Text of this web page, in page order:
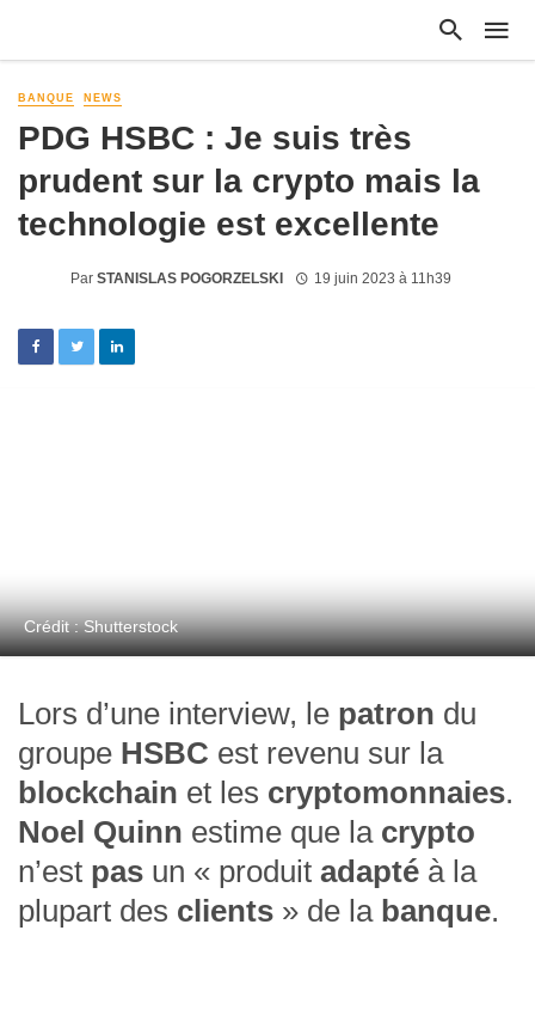
BANQUE NEWS
PDG HSBC : Je suis très
prudent sur la crypto mais la
technologie est excellente
Par STANISLAS POGORZELSKI 19 juin 2023 à 11h39
Crédit : Shutterstock
Lors d’une interview, le patron du
groupe HSBC est revenu sur la
blockchain et les cryptomonnaies.
Noel Quinn estime que la crypto
n’est pas un « produit adapté à la
plupart des clients » de la banque.